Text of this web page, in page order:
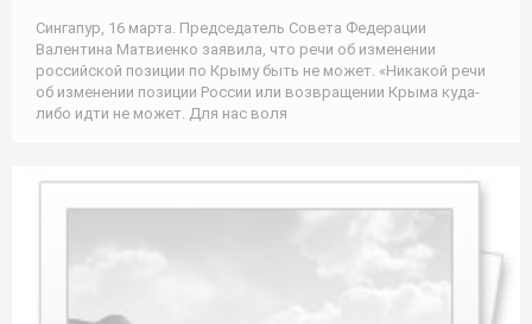
Сингапур, 16 марта. Председатель Совета Федерации
Валентина Матвиенко заявила, что речи об изменении
российской позиции по Крыму быть не может. «Никакой речи
об изменении позиции России или возвращении Крыма куда-
либо идти не может. Для нас воля